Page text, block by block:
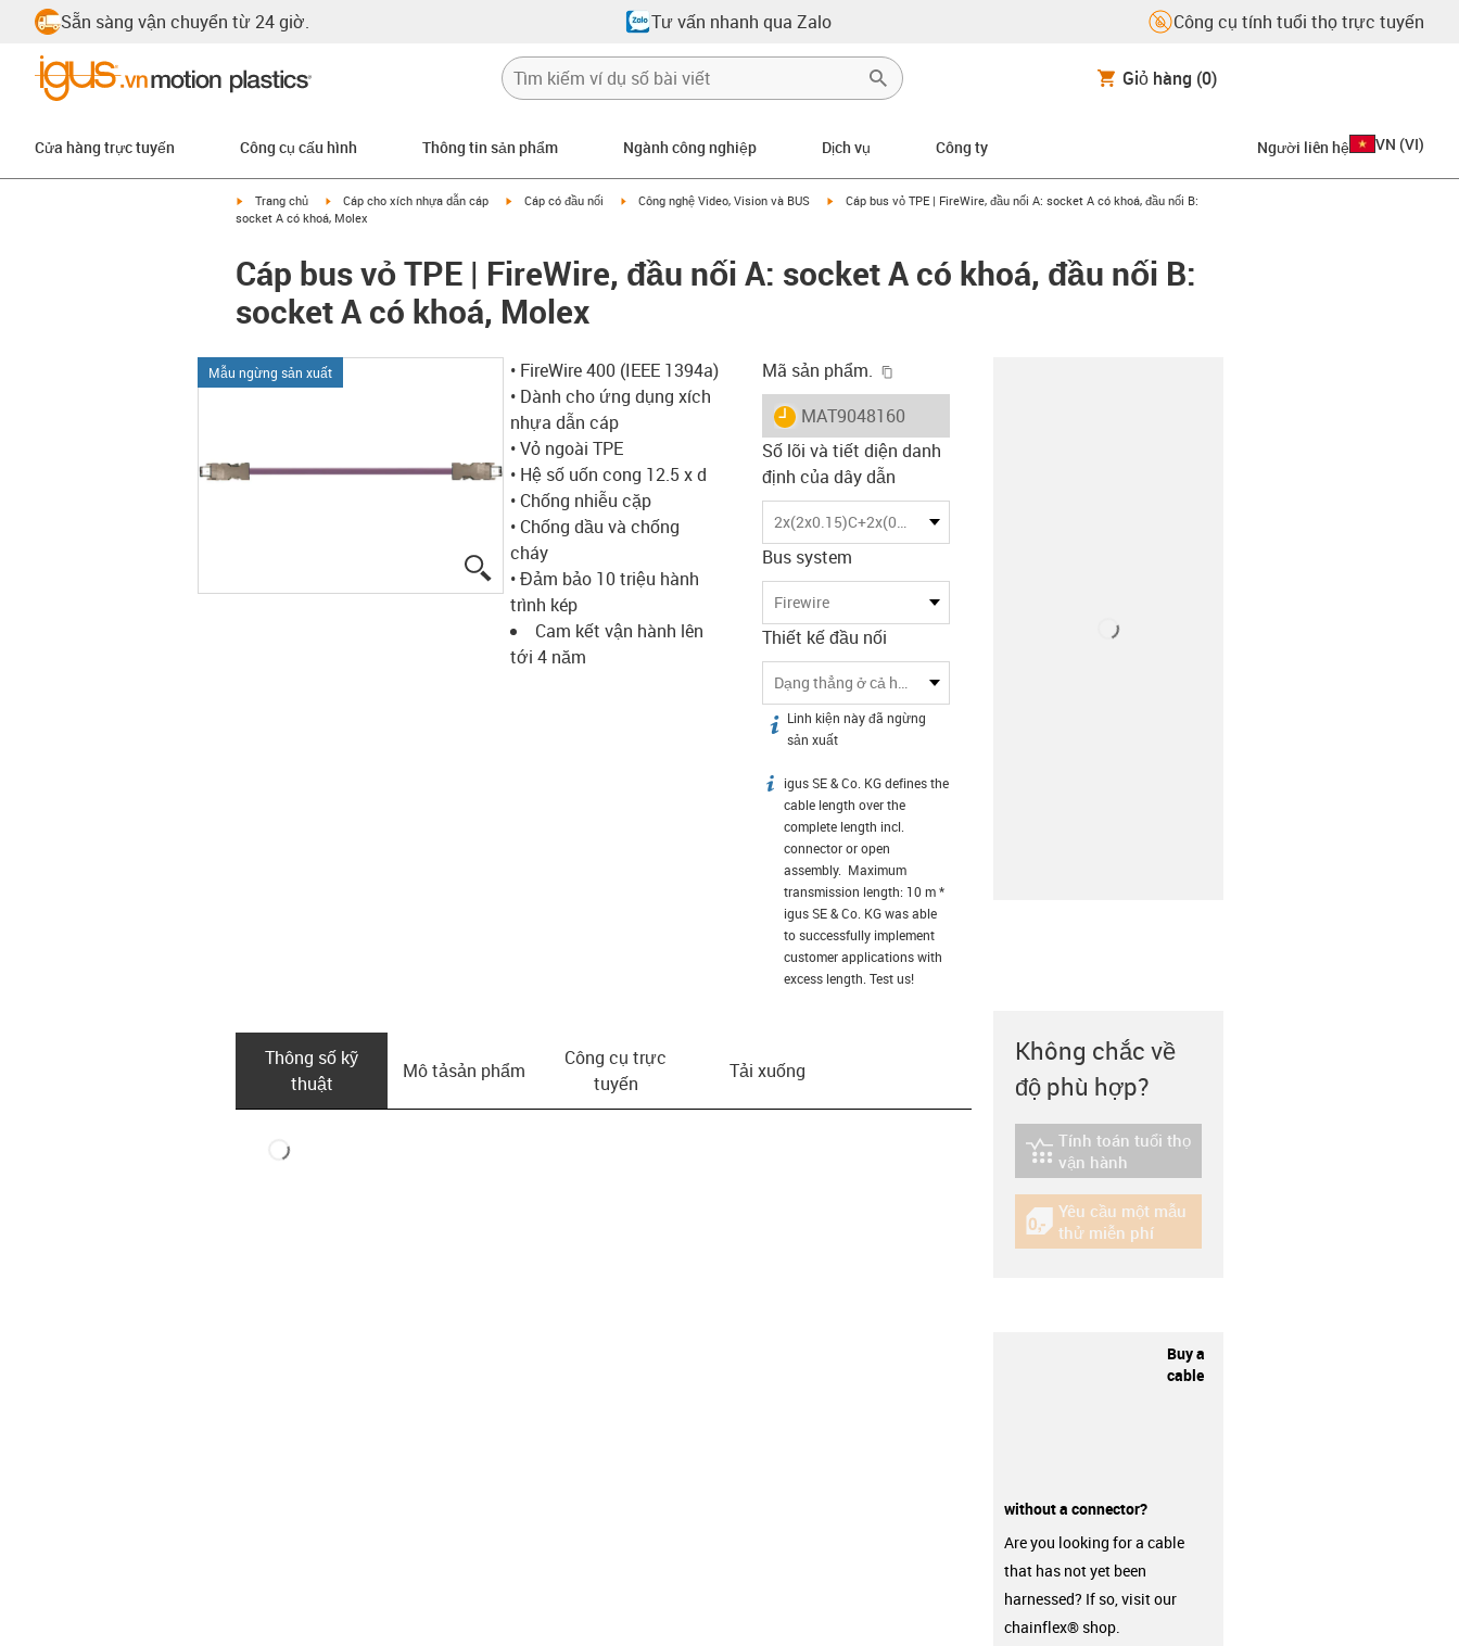
Sẵn sàng vận chuyển từ 24 giờ. Tư vấn nhanh qua Zalo Công cụ tính tuổi thọ trực tuyến
Giỏ hàng (0)
Cửa hàng trực tuyến Công cụ cấu hình Thông tin sản phẩm Ngành công nghiệp Dịch vụ Công ty Người liên hệ VN (VI)
igus-icon-arrow-right
Trang chủ igus-icon-arrow-right
Cáp cho xích nhựa dẫn cáp igus-icon-arrow-right
Cáp có đầu nối igus-icon-arrow-right
Công nghệ Video, Vision và BUS igus-icon-arrow-right
Cáp bus vỏ TPE | FireWire, đầu nối A: socket A có khoá, đầu nối B:
socket A có khoá, Molex
Cáp bus vỏ TPE | FireWire, đầu nối A: socket A có khoá, đầu nối B:
socket A có khoá, Molex
Mẫu ngừng sản xuất
igus-icon-lupe
• FireWire 400 (IEEE 1394a)
• Dành cho ứng dụng xích
nhựa dẫn cáp
• Vỏ ngoài TPE
• Hệ số uốn cong 12.5 x d
• Chống nhiễu cặp
• Chống dầu và chống
cháy
• Đảm bảo 10 triệu hành
trình kép
Cam kết vận hành lên
tới 4 năm
Mã sản phẩm.
igus-icon-lieferzeit
MAT9048160
Số lõi và tiết diện danh
định của dây dẫn
2x(2x0.15)C+2x(0.34)C
Bus system
Firewire
Thiết kế đầu nối
Dạng thẳng ở cả hai đầu
igus-icon-info
Linh kiện này đã ngừng
sản xuất
igus-icon-info
igus SE & Co. KG defines the
cable length over the
complete length incl.
connector or open
assembly. Maximum
transmission length: 10 m *
igus SE & Co. KG was able
to successfully implement
customer applications with
excess length. Test us!
Thông số kỹ
thuật
Mô tả­sản phẩm
Công cụ trực
tuyến
Tải xuống
Không chắc về
độ phù hợp?
igus-icon-lebensdauerrechner
Tính toán tuổi thọ
vận hành
igus-icon-gratismuster
Yêu cầu một mẫu
thử miễn phí
Buy a
cable
without a connector?
Are you looking for a cable
that has not yet been
harnessed? If so, visit our
chainflex® shop.